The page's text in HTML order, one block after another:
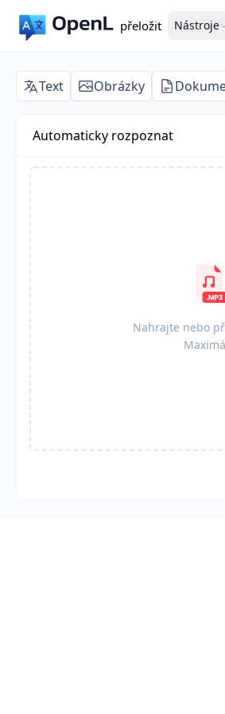
přeložit Nástroje
Text Obrázky
Automaticky rozpoznat
Nahrajte nebo